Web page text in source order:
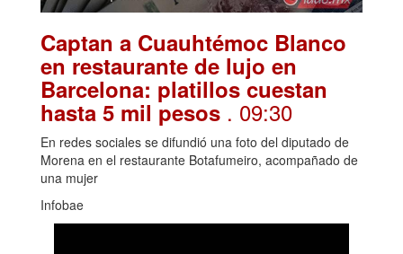
Captan a Cuauhtémoc Blanco
en restaurante de lujo en
Barcelona: platillos cuestan
hasta 5 mil pesos . 09:30
En redes sociales se difundió una foto del diputado de
Morena en el restaurante Botafumeiro, acompañado de
una mujer
Infobae